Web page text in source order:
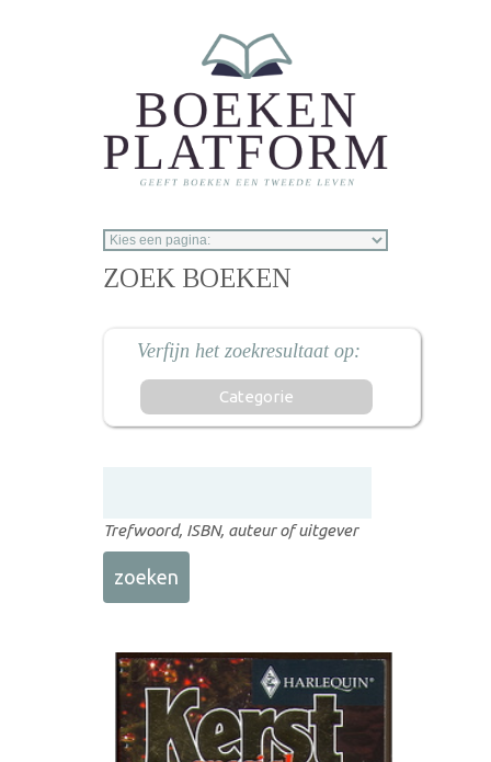
ZOEK BOEKEN
Categorie
Trefwoord, ISBN, auteur of uitgever